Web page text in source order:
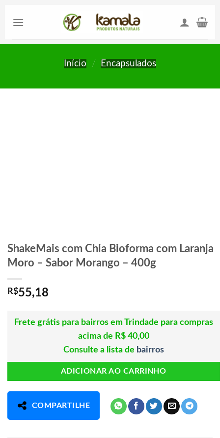
Início / Encapsulados
ShakeMais com Chia Bioforma com Laranja
Moro – Sabor Morango – 400g
R$55,18
Frete grátis para bairros em Trindade para compras
acima de R$ 40,00
Consulte a lista de bairros
ADICIONAR AO CARRINHO
COMPARTILHE